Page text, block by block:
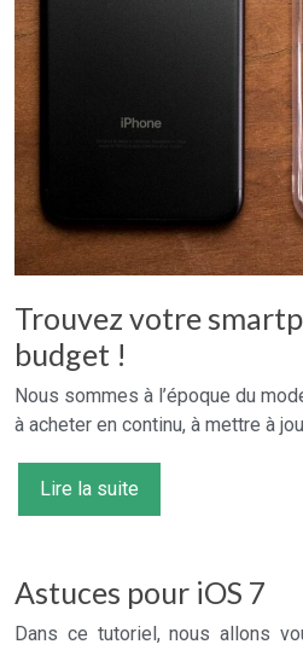
Trouvez votre
budget !
Nous sommes à l’époque du
à acheter en continu, à mettre à
Lire la suite
Astuces pour iOS 7
Dans ce tutoriel, nous allons